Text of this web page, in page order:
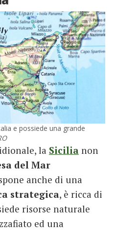
e possiede una grande
la Sicilia non
del Mar
anche di una
strategica, è ricca di
risorse naturale
ed una